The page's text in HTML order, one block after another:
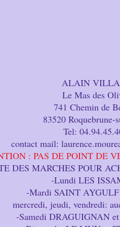
ALAIN
Le Mas des
741 Chemin de
83520 Roquebrune-
Tel:
contact mail: lau
: PAS DE POINT DE
DES MARCHES POUR
-Lundi LES
-Mardi SAINT
mercredi, jeudi, vendredi:
-Samedi DRAGUIGNAN